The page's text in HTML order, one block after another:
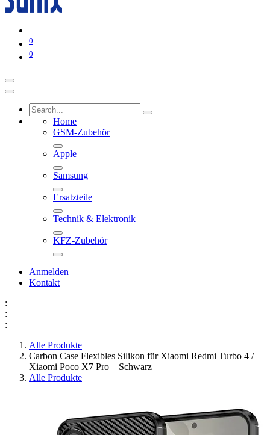
0
0
Home
GSM-Zubehör
Apple
Samsung
Ersatzteile
Technik & Elektronik
KFZ-Zubehör
Anmelden
Kontakt
:
:
:
Alle Produkte
Carbon Case Flexibles Silikon für Xiaomi Redmi Turbo 4 /
Xiaomi Poco X7 Pro – Schwarz
Alle Produkte